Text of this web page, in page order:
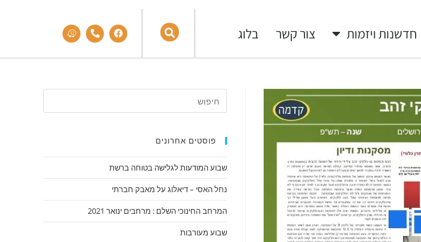
חדשנות ויזמות צור קשר בלוג
פוסטים אחרונים
שבוע המודעות לגלישה בטוחה ברשת
נחל האסי – דיאלוג על מאבק חברתי
המרחב החינוכי השלם : מרחבים ינואר 2021
שבוע מעורבות